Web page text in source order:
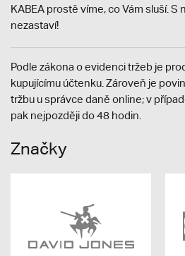
KABEA prostě víme, co Vám sluší. S
nezastaví!
Podle zákona o evidenci tržeb je
kupujícímu účtenku. Zároveň je
tržbu u správce daně online; v
pak nejpozději do 48 hodin.
Značky